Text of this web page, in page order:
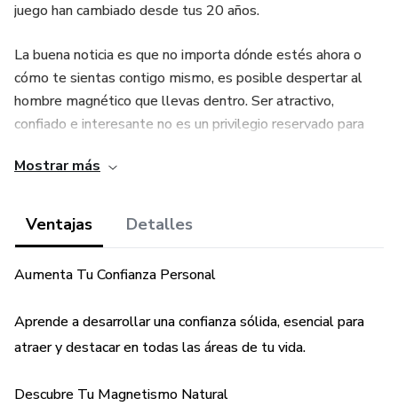
juego han cambiado desde tus 20 años.
La buena noticia es que no importa dónde estés ahora o
cómo te sientas contigo mismo, es posible despertar al
hombre magnético que llevas dentro. Ser atractivo,
confiado e interesante no es un privilegio reservado para
desarrollar con las herramientas y la mentalidad adecuada.
Este ebook ha sido creado para ayudarte a entender y
dominar los aspectos fundamentales de la confianza
fórmulas preestablecidas. Aquí aprenderás a ser una
que las mujeres no solo admiran, sino con quien desean
estar.
Mostrar más
Ventajas Detalles
Aumenta Tu Confianza Personal
Aprende a desarrollar una confianza sólida, esencial para
atraer y destacar en todas las áreas de tu vida.
Descubre Tu Magnetismo Natural